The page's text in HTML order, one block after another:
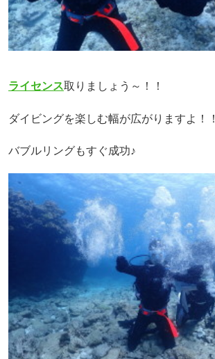
ライセンス取りましょう～！！
ダイビングを楽しむ幅が広がりますよ！！
バブルリングもすぐ成功♪